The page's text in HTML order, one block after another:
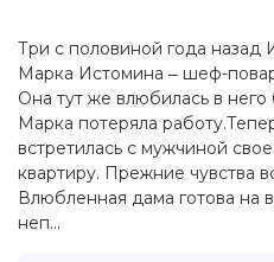
Три с половиной года назад
Марка Истомина ‒ шеф-
Она тут же влюбилась в
Марка потеряла
встретилась с мужчиной
квартиру. Прежние чувства
Влюбленная дама готова на
неп...